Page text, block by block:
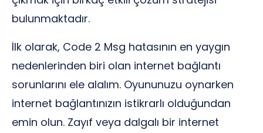
bulunmaktadır.
İlk olarak, Code 2 Msg hatasının en yaygın
nedenlerinden biri olan internet bağlantı
sorunlarını ele alalım. Oyununuzu oynarken
internet bağlantınızın istikrarlı olduğundan
emin olun. Zayıf veya dalgalı bir internet